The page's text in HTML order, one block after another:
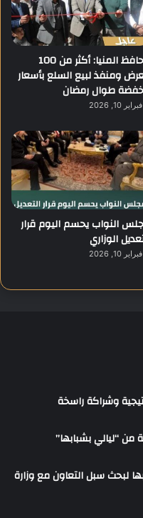
محافظ المنيا: أكثر من 100
ومنفذ لبيع السلع بأسعار
طوال رمضان
فبراير 10, 2026
النواب يحسم اليوم قرار
الوزاري
فبراير 10, 2026
وشراكة راسخة
“ليالي بشبابها”
لبحث سبل التعاون مع وزارة